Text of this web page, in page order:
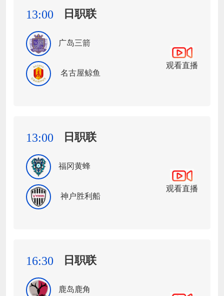
13:00 日职联
广岛三箭
名古屋鲸鱼
观看直播
13:00 日职联
福冈黄蜂
神户胜利船
观看直播
16:30 日职联
鹿岛鹿角